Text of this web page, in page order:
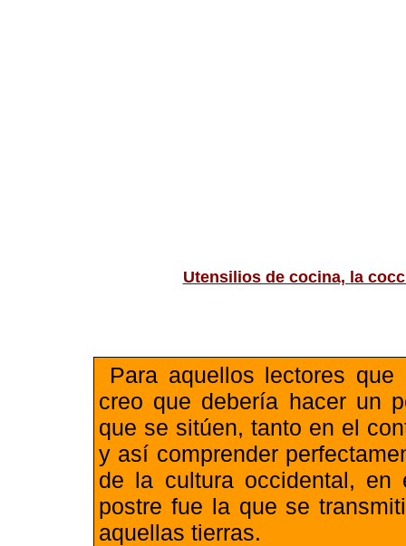
Utensilios de cocina, la
Para aquellos lectores
creo que debería hacer un
que se sitúen, tanto en el
y así comprender
de la cultura occidental,
postre fue la que se
aquellas tierras.